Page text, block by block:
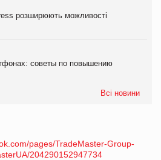
розширюють можливості
советы по повышению
Всі новини